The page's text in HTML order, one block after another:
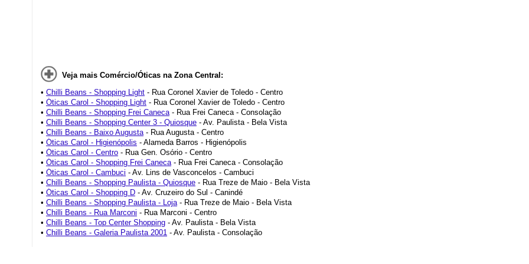
Veja mais Comércio/Óticas na Zona Central:
• Chilli Beans - Shopping Light - Rua Coronel Xavier de Toledo - Centro
• Óticas Carol - Shopping Light - Rua Coronel Xavier de Toledo - Centro
• Chilli Beans - Shopping Frei Caneca- Rua Frei Caneca - Consolação
• Chilli Beans - Shopping Center 3 - Quiosque - Av. Paulista - Bela Vista
• Chilli Beans - Baixo Augusta- Rua Augusta - Centro
• Óticas Carol - Higienópolis - Alameda Barros - Higienópolis
• Óticas Carol - Centro - Rua Gen. Osório - Centro
• Óticas Carol - Shopping Frei Caneca- Rua Frei Caneca - Consolação
• Óticas Carol - Cambuci - Av. Lins de Vasconcelos - Cambuci
• Chilli Beans - Shopping Paulista - Quiosque - Rua Treze de Maio - Bela Vista
• Óticas Carol - Shopping D - Av. Cruzeiro do Sul - Canindé
• Chilli Beans - Shopping Paulista - Loja- Rua Treze de Maio - Bela Vista
• Chilli Beans - Rua Marconi - Rua Marconi - Centro
• Chilli Beans - Top Center Shopping - Av. Paulista - Bela Vista
• Chilli Beans - Galeria Paulista 2001 - Av. Paulista - Consolação